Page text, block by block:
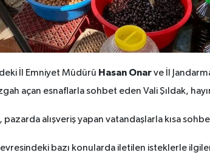
İl Emniyet Müdürü Hasan Onarve İl
açan esnaflarla sohbet eden Vali Şıldak,
pazarda alışveriş yapan vatandaşlarla kısa
bazı konularda iletilen isteklerle